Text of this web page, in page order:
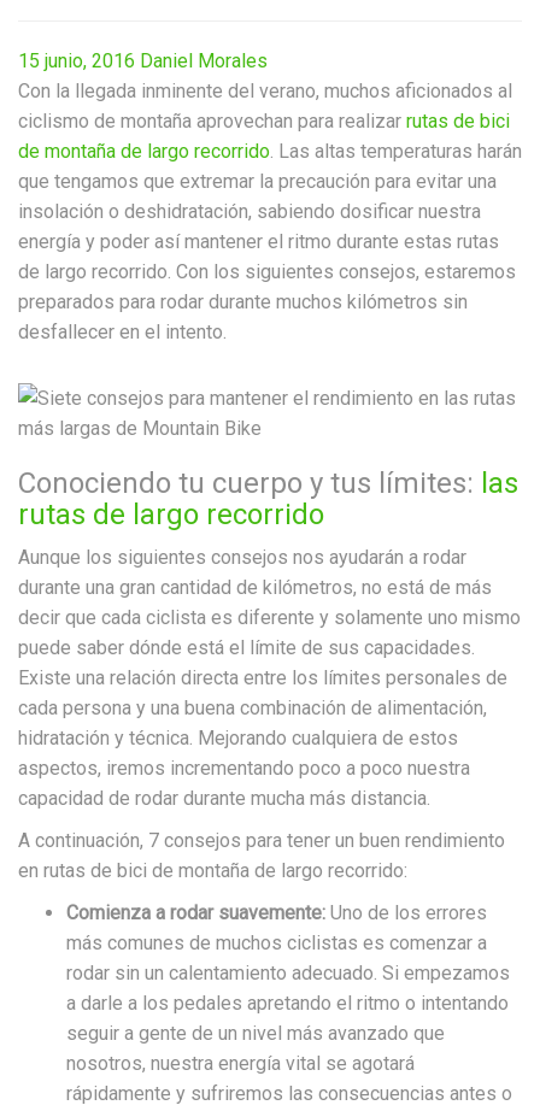
15 junio, 2016 Daniel Morales
Con la llegada inminente del verano, muchos aficionados al
ciclismo de montaña aprovechan para realizar rutas de bici
de montaña de largo recorrido. Las altas temperaturas harán
que tengamos que extremar la precaución para evitar una
insolación o deshidratación, sabiendo dosificar nuestra
energía y poder así mantener el ritmo durante estas rutas
de largo recorrido. Con los siguientes consejos, estaremos
preparados para rodar durante muchos kilómetros sin
desfallecer en el intento.
Conociendo tu cuerpo y tus límites: las
rutas de largo recorrido
Aunque los siguientes consejos nos ayudarán a rodar
durante una gran cantidad de kilómetros, no está de más
decir que cada ciclista es diferente y solamente uno mismo
puede saber dónde está el límite de sus capacidades.
Existe una relación directa entre los límites personales de
cada persona y una buena combinación de alimentación,
hidratación y técnica. Mejorando cualquiera de estos
aspectos, iremos incrementando poco a poco nuestra
capacidad de rodar durante mucha más distancia.
A continuación, 7 consejos para tener un buen rendimiento
en rutas de bici de montaña de largo recorrido:
Comienza a rodar suavemente: Uno de los errores
más comunes de muchos ciclistas es comenzar a
rodar sin un calentamiento adecuado. Si empezamos
a darle a los pedales apretando el ritmo o intentando
seguir a gente de un nivel más avanzado que
nosotros, nuestra energía vital se agotará
rápidamente y sufriremos las consecuencias antes o